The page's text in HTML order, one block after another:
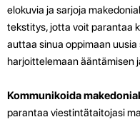
elokuvia ja sarjoja
tekstitys, jotta voit parantaa
auttaa sinua oppimaan
harjoittelemaan ääntämisen
Kommunikoida
parantaa viestintätaitojasi